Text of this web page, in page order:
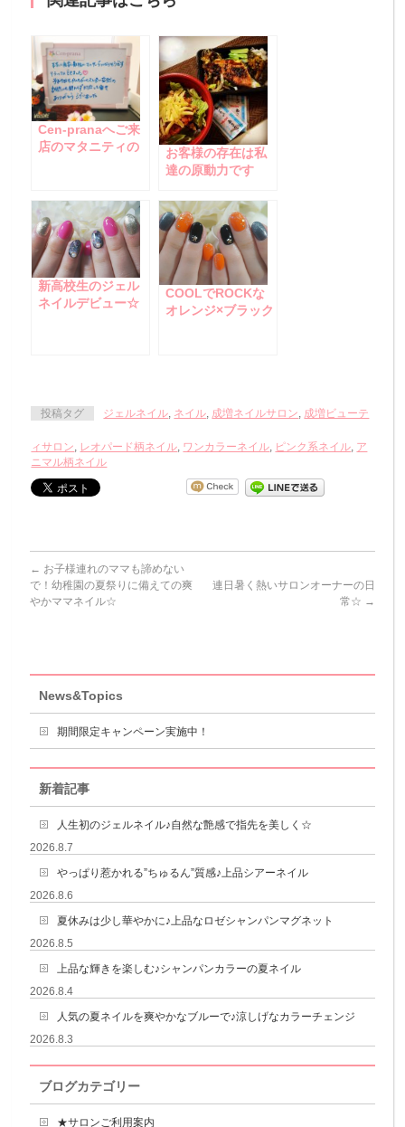
Cen-pranaへご来
店のマタニティの
お客様の存在は私
達の原動力です
新高校生のジェル
ネイルデビュー☆
COOLでROCKな
オレンジ×ブラック
投稿タグ ジェルネイル, ネイル, 成増ネイルサロン, 成増ビューテ
ィサロン, レオパード柄ネイル, ワンカラーネイル, ピンク系ネイル, ア
ニマル柄ネイル
← お子様連れのママも諦めない
で！幼稚園の夏祭りに備えての爽
やかママネイル☆
連日暑く熱いサロンオーナーの日
常☆ →
News&Topics
期間限定キャンペーン実施中！
新着記事
人生初のジェルネイル♪自然な艶感で指先を美しく☆
2026.8.7
やっぱり惹かれる”ちゅるん”質感♪上品シアーネイル
2026.8.6
夏休みは少し華やかに♪上品なロゼシャンパンマグネット
2026.8.5
上品な輝きを楽しむ♪シャンパンカラーの夏ネイル
2026.8.4
人気の夏ネイルを爽やかなブルーで♪涼しげなカラーチェンジ
2026.8.3
ブログカテゴリー
★サロンご利用案内